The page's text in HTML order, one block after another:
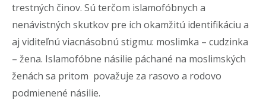
trestných činov. Sú terčom islamofóbnych a
nenávistných skutkov pre ich okamžitú identifikáciu a
aj viditeľnú viacnásobnú stigmu: moslimka – cudzinka
– žena. Islamofóbne násilie páchané na moslimských
ženách sa pritom považuje za rasovo a rodovo
podmienené násilie.